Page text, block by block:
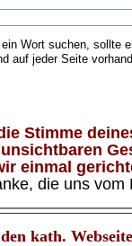
Wort suchen, sollte
auf jeder Seite
Stimme
einmal
die uns
kath.